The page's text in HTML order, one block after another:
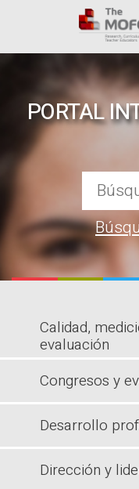
PORTAL
Calidad,
evaluación
Congresos y
Desarrollo
Dirección y